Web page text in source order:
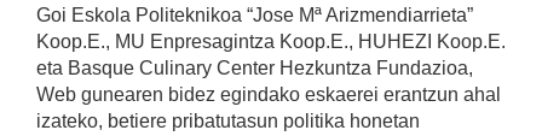
Goi Eskola Politeknikoa “Jose Mª Arizmendiarrieta”
Koop.E., MU Enpresagintza Koop.E., HUHEZI Koop.E.
eta Basque Culinary Center Hezkuntza Fundazioa,
Web gunearen bidez egindako eskaerei erantzun ahal
izateko, betiere pribatutasun politika honetan